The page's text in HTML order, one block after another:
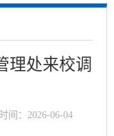
理处来校调
间：2026-06-04